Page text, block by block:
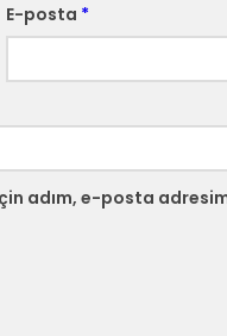
E-posta *
adım, e-posta